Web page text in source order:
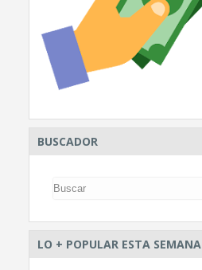
BUSCADOR
LO + POPULAR ESTA SEMANA